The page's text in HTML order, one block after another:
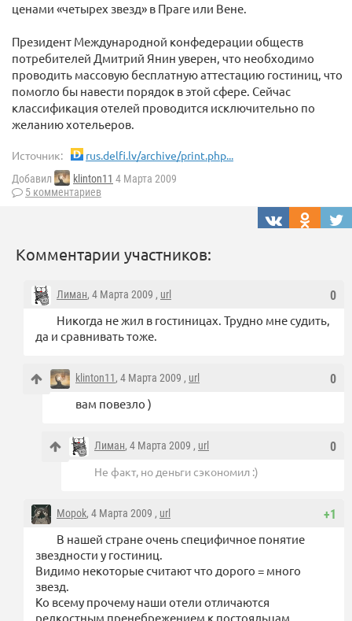
ценами «четырех звезд» в Праге или Вене.
Президент Международной конфедерации обществ
потребителей Дмитрий Янин уверен, что необходимо
проводить массовую бесплатную аттестацию гостиниц, что
помогло бы навести порядок в этой сфере. Сейчас
классификация отелей проводится исключительно по
желанию хотельеров.
Источник: rus.delfi.lv/archive/print.php...
Добавил klinton11 4 Марта 2009
5 комментариев
Комментарии участников:
0
Лиман, 4 Марта 2009 , url
Никогда не жил в гостиницах. Трудно мне судить,
да и сравнивать тоже.
0
klinton11, 4 Марта 2009 , url
вам повезло )
0
Лиман, 4 Марта 2009 , url
Не факт, но деньги сэкономил :)
+1
Mopok, 4 Марта 2009 , url
В нашей стране очень специфичное понятие
звездности у гостиниц.
Видимо некоторые считают что дорого = много
звезд.
Ко всему прочему наши отели отличаются
редкостным пренебрежением к постояльцам.